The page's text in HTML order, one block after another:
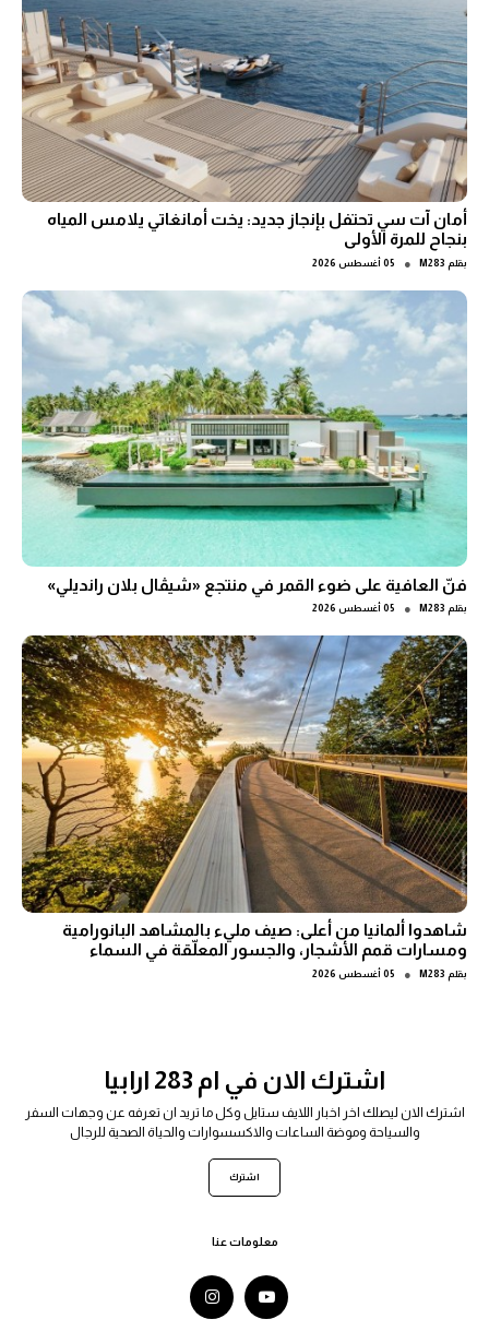
أمان آت سي تحتفل بإنجاز جديد: يخت أمانغاتي يلامس المياه
بنجاح للمرة الأولى
بقلم M283
● 05 أغسطس 2026
فنّ العافية على ضوء القمر في منتجع «شيڤال بلان رانديلي»
بقلم M283
● 05 أغسطس 2026
شاهدوا ألمانيا من أعلى: صيف مليء بالمشاهد البانورامية
ومسارات قمم الأشجار، والجسور المعلّقة في السماء
بقلم M283
● 05 أغسطس 2026
اشترك الان في ام 283 ارابيا
اشترك الان ليصلك اخر اخبار اللايف ستايل وكل ما تريد ان تعرفه عن وجهات السفر
والسياحة وموضة الساعات والاكسسوارات والحياة الصحية للرجال
اشترك
معلومات عنا